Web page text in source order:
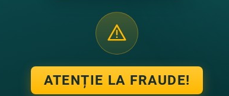
ATENȚIE LA FRAUDE!